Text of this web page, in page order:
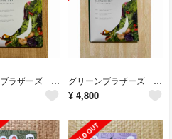
グリーンブラザーズ 1DAY クレンズセット グリーンブラザーズ 1DAY クレンズセット
¥ 4,800